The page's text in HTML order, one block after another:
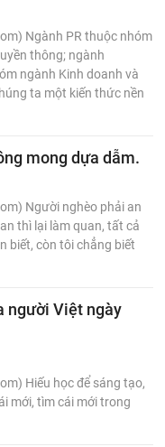
Ngành PR thuộc nhóm
thông; ngành
ngành Kinh doanh và
ta một kiến thức nền
mong dựa dẫm.
Người nghèo phải an
thì lại làm quan, tất cả
biết, còn tôi chẳng biết
người Việt ngày
Hiếu học để sáng tạo,
mới, tìm cái mới trong